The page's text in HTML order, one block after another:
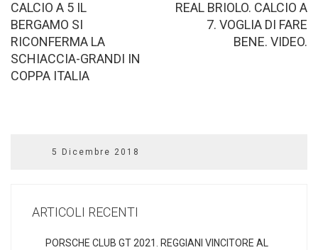
CALCIO A 5 IL
BERGAMO SI
RICONFERMA LA
SCHIACCIA-GRANDI IN
COPPA ITALIA
REAL BRIOLO. CALCIO A
7. VOGLIA DI FARE
BENE. VIDEO.
5 Dicembre 2018
ARTICOLI RECENTI
PORSCHE CLUB GT 2021. REGGIANI VINCITORE AL